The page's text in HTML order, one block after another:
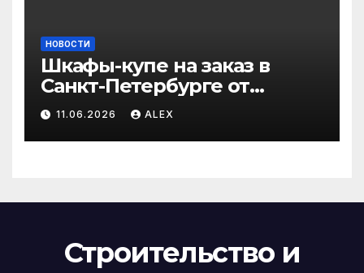
НОВОСТИ
Шкафы-купе на заказ в
Санкт-Петербурге от
производителя по
доступным ценам
11.06.2026 ALEX
Строительство и